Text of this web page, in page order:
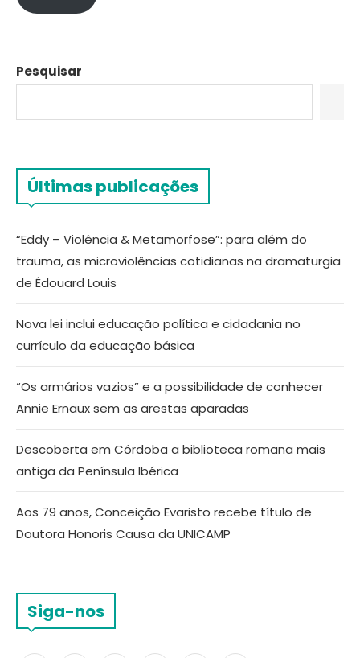
Pesquisar
Últimas publicações
“Eddy – Violência & Metamorfose”: para além do
trauma, as microviolências cotidianas na dramaturgia
de Édouard Louis
Nova lei inclui educação política e cidadania no
currículo da educação básica
“Os armários vazios” e a possibilidade de conhecer
Annie Ernaux sem as arestas aparadas
Descoberta em Córdoba a biblioteca romana mais
antiga da Península Ibérica
Aos 79 anos, Conceição Evaristo recebe título de
Doutora Honoris Causa da UNICAMP
Siga-nos